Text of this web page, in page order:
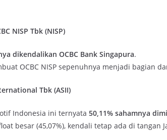
NISP Tbk (NISP)
dikendalikan OCBC Bank Singapura.
OCBC NISP sepenuhnya menjadi bagian
Tbk (ASII)
Indonesia ini ternyata 50,11% sahamnya
besar (45,07%), kendali tetap ada di tangan